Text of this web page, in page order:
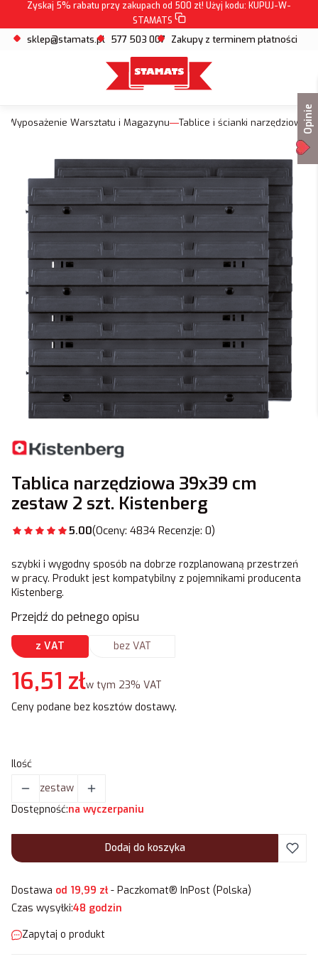
Zyskaj 5% rabatu przy zakupach od 500 zł! Użyj kodu: KUPUJ-W-
STAMATS
sklep@stamats.pl 577 503 007 Zakupy z terminem płatności
Wyposażenie Warsztatu i Magazynu Tablice i ścianki narzędziowe
Tablica narzędziowa 39x39 cm
zestaw 2 szt. Kistenberg
5.00(Oceny: 4834 Recenzje: 0)
szybki i wygodny sposób na dobrze rozplanowaną przestrzeń
w pracy. Produkt jest kompatybilny z pojemnikami producenta
Kistenberg.
Przejdź do pełnego opisu
z VAT bez VAT
Cena
16,51 złw tym 23% VAT
w tym 23% VAT
Ceny podane bez kosztów dostawy.
Ilość
zestaw
Dostępność:na wyczerpaniu
Dodaj do koszyka
Dostawa od 19,99 zł- Paczkomat® InPost (Polska)
Czas wysyłki:48 godzin
Zapytaj o produkt
Opinie